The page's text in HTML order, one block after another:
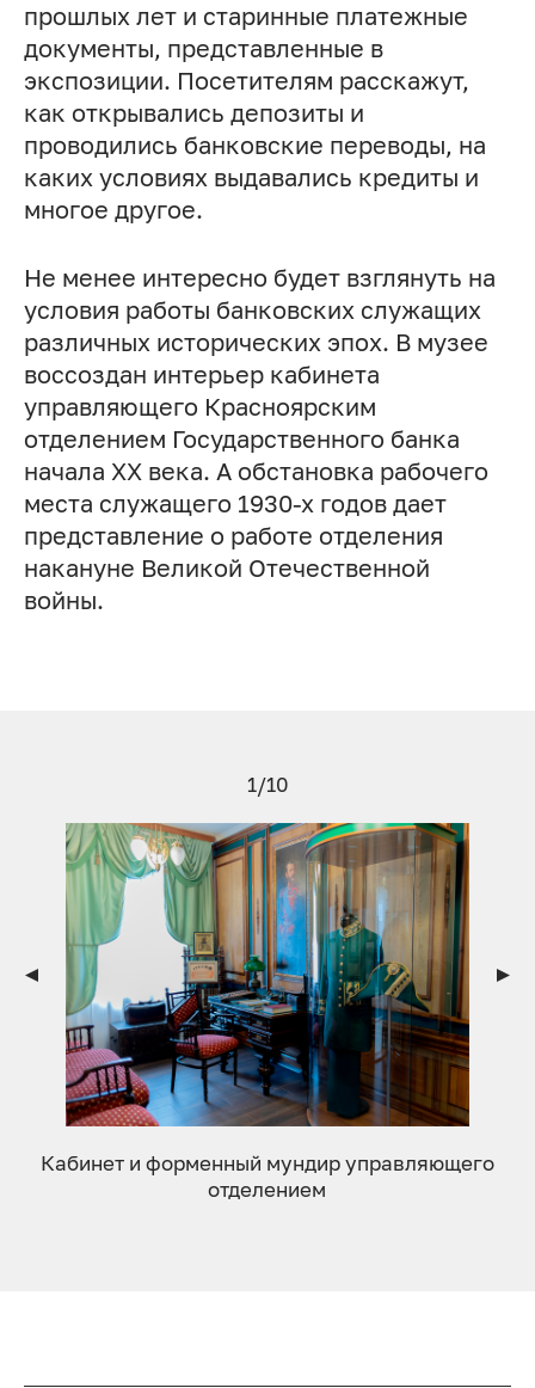
прошлых лет и старинные платежные
документы, представленные в
экспозиции. Посетителям расскажут,
как открывались депозиты и
проводились банковские переводы, на
каких условиях выдавались кредиты и
многое другое.
Не менее интересно будет взглянуть на
условия работы банковских служащих
различных исторических эпох. В музее
воссоздан интерьер кабинета
управляющего Красноярским
отделением Государственного банка
начала ХХ века. А обстановка рабочего
места служащего 1930-х годов дает
представление о работе отделения
накануне Великой Отечественной
войны.
1/10
Кабинет и форменный мундир управляющего
отделением